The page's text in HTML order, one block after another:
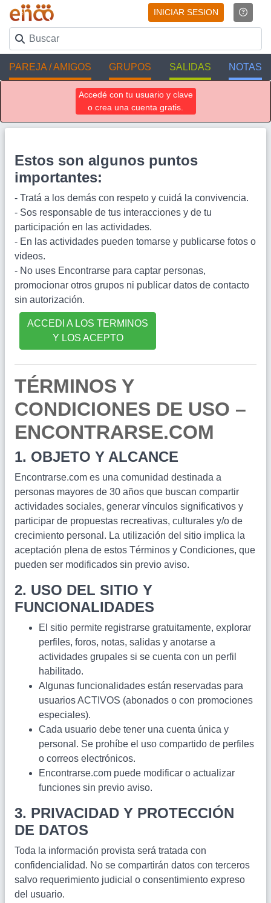
INICIAR SESION
PAREJA / AMIGOS GRUPOS SALIDAS NOTAS
Accedé con tu usuario y clave
o crea una cuenta gratis.
Estos son algunos puntos
importantes:
- Tratá a los demás con respeto y cuidá la convivencia.
- Sos responsable de tus interacciones y de tu
participación en las actividades.
- En las actividades pueden tomarse y publicarse fotos o
videos.
- No uses Encontrarse para captar personas,
promocionar otros grupos ni publicar datos de contacto
sin autorización.
ACCEDI A LOS TERMINOS
Y LOS ACEPTO
TÉRMINOS Y
CONDICIONES DE USO –
ENCONTRARSE.COM
1. OBJETO Y ALCANCE
Encontrarse.com es una comunidad destinada a
personas mayores de 30 años que buscan compartir
actividades sociales, generar vínculos significativos y
participar de propuestas recreativas, culturales y/o de
crecimiento personal. La utilización del sitio implica la
aceptación plena de estos Términos y Condiciones, que
pueden ser modificados sin previo aviso.
2. USO DEL SITIO Y
FUNCIONALIDADES
El sitio permite registrarse gratuitamente, explorar
perfiles, foros, notas, salidas y anotarse a
actividades grupales si se cuenta con un perfil
habilitado.
Algunas funcionalidades están reservadas para
usuarios ACTIVOS (abonados o con promociones
especiales).
Cada usuario debe tener una cuenta única y
personal. Se prohíbe el uso compartido de perfiles
o correos electrónicos.
Encontrarse.com puede modificar o actualizar
funciones sin previo aviso.
3. PRIVACIDAD Y PROTECCIÓN
DE DATOS
Toda la información provista será tratada con
confidencialidad. No se compartirán datos con terceros
salvo requerimiento judicial o consentimiento expreso
del usuario.